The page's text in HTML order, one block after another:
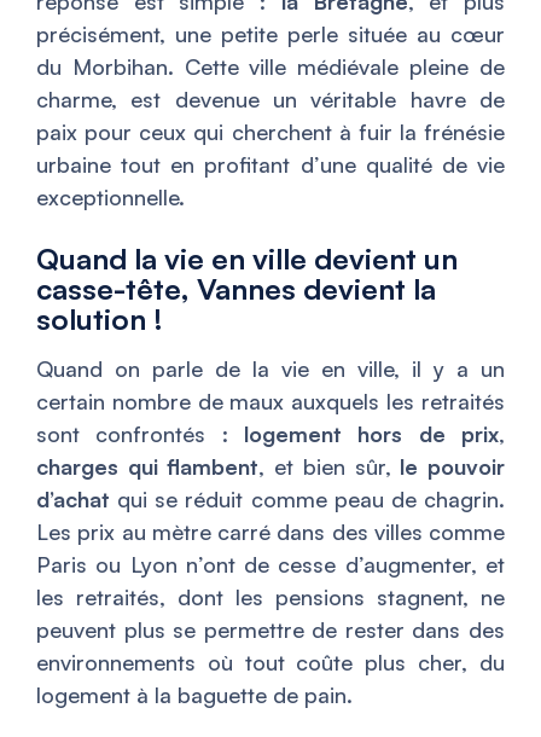
précisément, une petite perle située au cœur
du Morbihan. Cette ville médiévale pleine de
charme, est devenue un véritable havre de
paix pour ceux qui cherchent à fuir la frénésie
urbaine tout en profitant d’une qualité de vie
exceptionnelle.
Quand la vie en ville devient un
casse-tête, Vannes devient la
solution !
Quand on parle de la vie en ville, il y a un
certain nombre de maux auxquels les retraités
sont confrontés : logement hors de prix,
charges qui flambent, et bien sûr, le pouvoir
d’achat qui se réduit comme peau de chagrin.
Les prix au mètre carré dans des villes comme
Paris ou Lyon n’ont de cesse d’augmenter, et
les retraités, dont les pensions stagnent, ne
peuvent plus se permettre de rester dans des
environnements où tout coûte plus cher, du
logement à la baguette de pain.